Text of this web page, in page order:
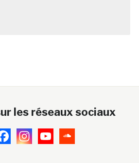
les réseaux sociaux